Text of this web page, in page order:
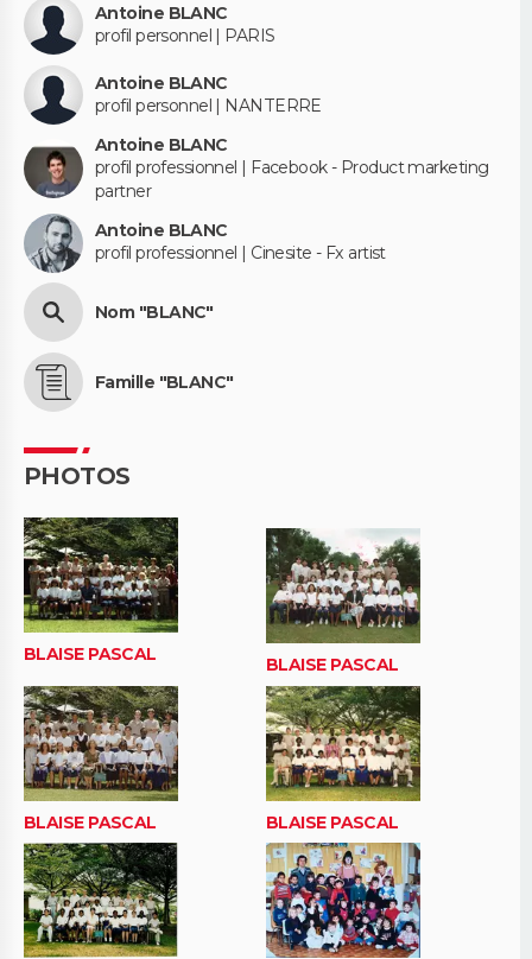
Antoine BLANC
profil personnel | PARIS
Antoine BLANC
profil personnel | NANTERRE
Antoine BLANC
profil professionnel | Facebook - Product marketing
partner
Antoine BLANC
profil professionnel | Cinesite - Fx artist
Nom "BLANC"
Famille "BLANC"
PHOTOS
BLAISE PASCAL BLAISE PASCAL
BLAISE PASCAL BLAISE PASCAL